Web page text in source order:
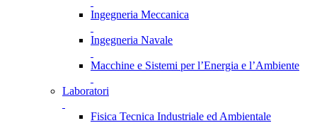
Ingegneria Meccanica
Ingegneria Navale
Macchine e Sistemi per l’Energia e l’Ambiente
Laboratori
Fisica Tecnica Industriale ed Ambientale